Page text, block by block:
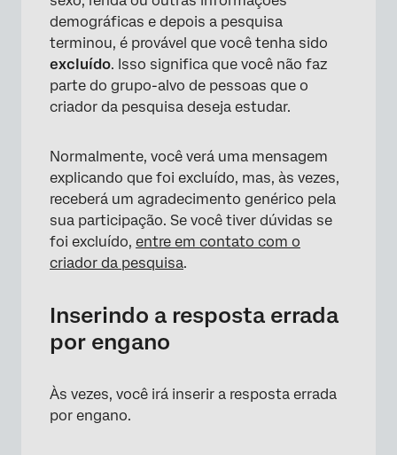
×
demográficas e depois a pesquisa
terminou, é provável que você tenha sido
excluído. Isso significa que você não faz
parte do grupo-alvo de pessoas que o
criador da pesquisa deseja estudar.
Normalmente, você verá uma mensagem
explicando que foi excluído, mas, às vezes,
receberá um agradecimento genérico pela
sua participação. Se você tiver dúvidas se
foi excluído, entre em contato com o
criador da pesquisa.
Inserindo a resposta errada
por engano
Às vezes, você irá inserir a resposta errada
por engano.